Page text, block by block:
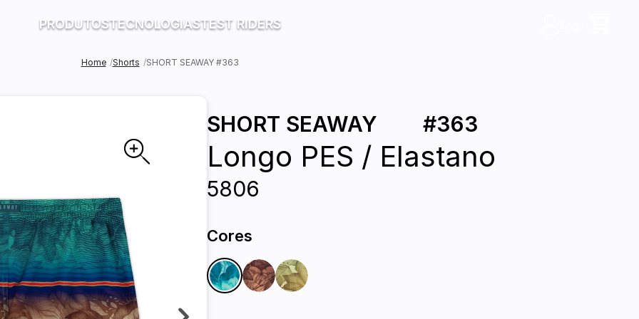
PRODUTOSTECNOLOGIASTEST RIDERS
Home Shorts SHORT SEAWAY #363
SHORT SEAWAY #363
Longo PES / Elastano
5806
Cores